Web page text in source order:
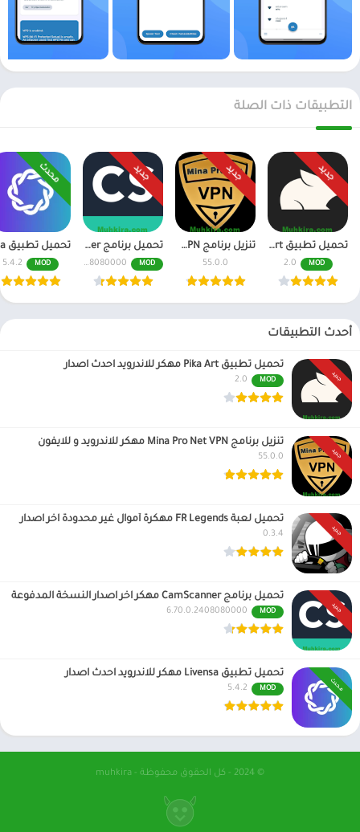
التطبيقات ذات الصلة
جديد
تحميل تطبيق Pika Art مهكر للاندرويد احدث اصدار
MOD
2.0
جديد
تنزيل برنامج Mina Pro Net VPN مهكر للاندرويد و للايفون
55.0.0
جديد
تحميل برنامج CamScanner مهكر اخر اصدار النسخة المدفوعة
MOD
6.70.0.2408080000
محدث
MOD
5.4.2
أحدث التطبيقات
جديد
تحميل تطبيق Pika Art مهكر للاندرويد احدث اصدار
MOD
2.0
جديد
تنزيل برنامج Mina Pro Net VPN مهكر للاندرويد و للايفون
55.0.0
جديد
تحميل لعبة FR Legends مهكرة أموال غير محدودة اخر اصدار
0.3.4
جديد
تحميل برنامج CamScanner مهكر اخر اصدار النسخة المدفوعة
MOD
6.70.0.2408080000
محدث
تحميل تطبيق Livensa مهكر للاندرويد احدث اصدار
MOD
5.4.2
© 2024 - كل الحقوق محفوظة - muhkira